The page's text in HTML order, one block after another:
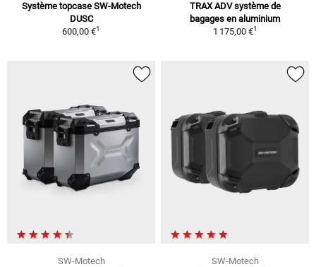
Système topcase SW-Motech
DUSC
600,00 €1
TRAX ADV système de
bagages en aluminium
1 175,00 €1
SW-Motech
SW-Motech